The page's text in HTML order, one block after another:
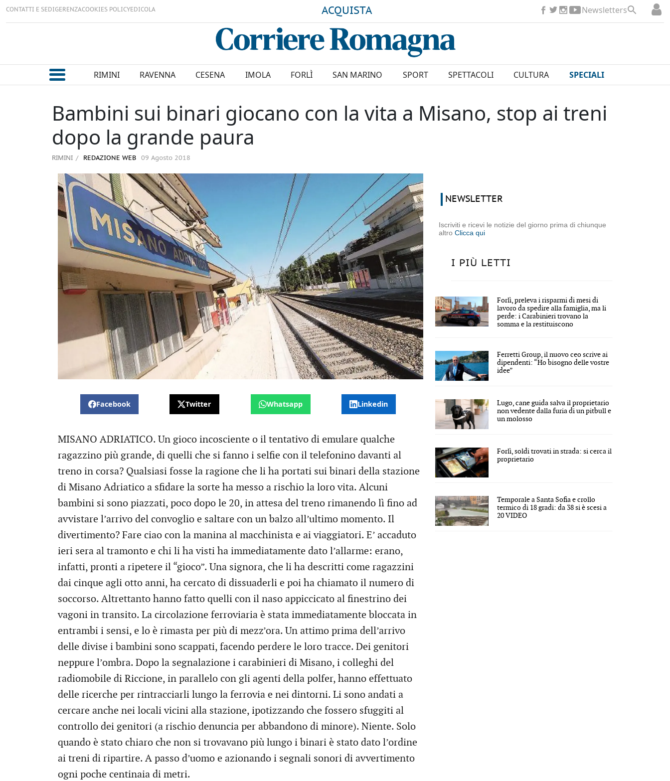
CONTATTI E SEDIGERENZACOOKIES POLICYEDICOLA ACQUISTA Newsletters
RIMINI RAVENNA CESENA IMOLA FORLÌ SAN MARINO SPORT SPETTACOLI CULTURA SPECIALI
Bambini sui binari giocano con la vita a Misano, stop ai treni
dopo la grande paura
RIMINI REDAZIONE WEB 09 Agosto 2018
Facebook Twitter Whatsapp Linkedin
MISANO ADRIATICO. Un gioco incosciente o il tentativo di emulare qualche
ragazzino più grande, di quelli che si fanno i selfie con il telefonino davanti al
treno in corsa? Qualsiasi fosse la ragione che li ha portati sui binari della stazione
di Misano Adriatico a sfidare la sorte ha messo a rischio la loro vita. Alcuni
bambini si sono piazzati, poco dopo le 20, in attesa del treno rimanendo lì fino ad
avvistare l’arrivo del convoglio e saltare con un balzo all’ultimo momento. Il
divertimento? Fare ciao con la manina al macchinista e ai viaggiatori. E’ accaduto
ieri sera al tramonto e chi li ha visti ha immediatamente dato l’allarme: erano,
infatti, pronti a ripetere il “gioco”. Una signora, che li ha descritti come ragazzini
dai cinque agli otto anni, ha cercato di dissuaderli e poi ha chiamato il numero di
soccorso. Altrettanto hanno fatto quelli con il naso appiccicato al finestrino dei
vagoni in transito. La circolazione ferroviaria è stata immediatamente bloccata in
entrambi i sensi, e lo è rimasta per più di mezz’ora. Un attimo prima dell’arrivo
delle divise i bambini sono scappati, facendo perdere le loro tracce. Dei genitori
neppure l’ombra. Dopo la segnalazione i carabinieri di Misano, i colleghi del
radiomobile di Riccione, in parallelo con gli agenti della polfer, hanno effettuato
delle ricerche per rintracciarli lungo la ferrovia e nei dintorni. Li sono andati a
cercare anche nei locali vicini alla stazione, ipotizzando che fossero sfuggiti al
controllo dei genitori (a rischio denuncia per abbandono di minore). Niente. Solo
quando è stato chiaro che non si trovavano più lungo i binari è stato dato l’ordine
ai treni di ripartire. A passo d’uomo e azionando i segnali sonori di avvertimento
ogni poche centinaia di metri.
NEWSLETTER
Iscriviti e ricevi le notizie del giorno prima di chiunque
altroClicca qui
I PIÙ LETTI
Forlì, preleva i risparmi di mesi di
lavoro da spedire alla famiglia, ma li
perde: i Carabinieri trovano la
somma e la restituiscono
Ferretti Group, il nuovo ceo scrive ai
dipendenti: “Ho bisogno delle vostre
idee”
Lugo, cane guida salva il proprietario
non vedente dalla furia di un pitbull e
un molosso
Forlì, soldi trovati in strada: si cerca il
proprietario
Temporale a Santa Sofia e crollo
termico di 18 gradi: da 38 si è scesi a
20 VIDEO